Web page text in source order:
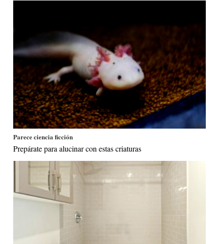
Parece ciencia ficción
Prepárate para alucinar con estas criaturas